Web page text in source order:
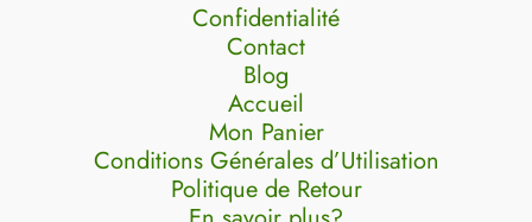
Confidentialité
Contact
Blog
Accueil
Mon Panier
Conditions Générales d’Utilisation
Politique de Retour